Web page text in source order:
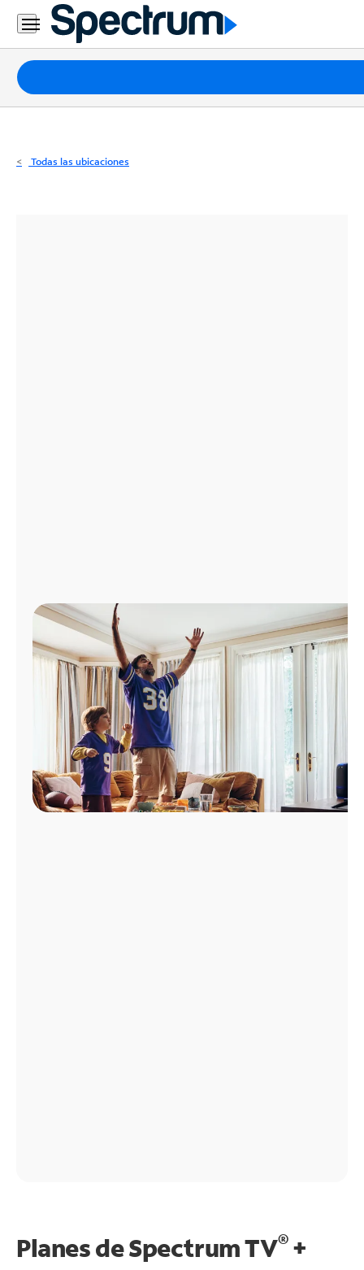
Residencial
Business
Paquetes
Internet
Todas las ubicaciones
Planes de Spectrum TV®+